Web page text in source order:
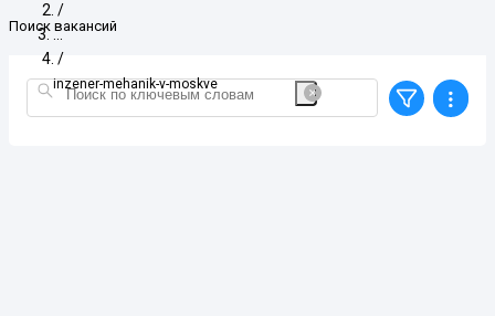
/
/
inzener-mehanik-v-moskve
Поиск вакансий